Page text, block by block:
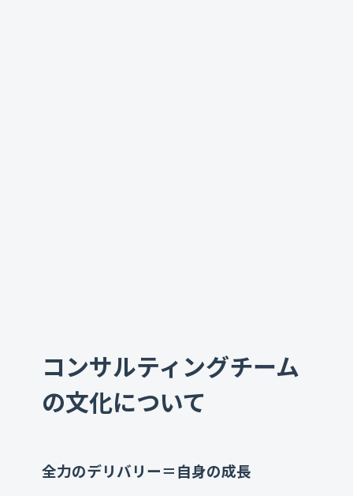
コンサルティングチーム
の文化について
全力のデリバリー＝自身の成長